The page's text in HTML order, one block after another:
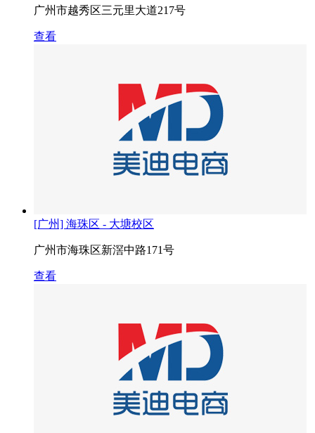
广州市越秀区三元里大道217号
查看
[广州] 海珠区 - 大塘校区
广州市海珠区新滘中路171号
查看